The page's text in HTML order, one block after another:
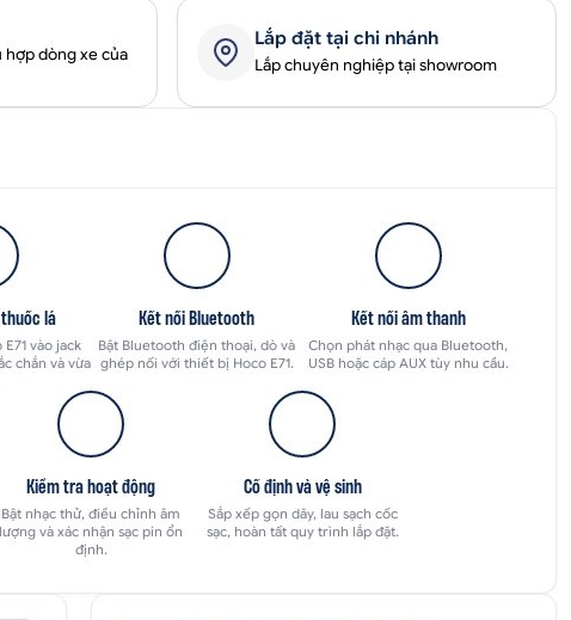
hợp dòng xe của
Lắp đặt tại chi nhánh
Lắp chuyên nghiệp tại showroom
lá
vào jack
chắn và vừa
Kết nối Bluetooth
Bật Bluetooth điện thoại, dò và
ghép nối với thiết bị Hoco E71.
Kết nối âm thanh
Chọn phát nhạc qua Bluetooth,
USB hoặc cáp AUX tùy nhu cầu.
Kiểm tra hoạt động
Bật nhạc thử, điều chỉnh âm
lượng và xác nhận sạc pin ổn
định.
Cố định và vệ sinh
Sắp xếp gọn dây, lau sạch cốc
sạc, hoàn tất quy trình lắp đặt.